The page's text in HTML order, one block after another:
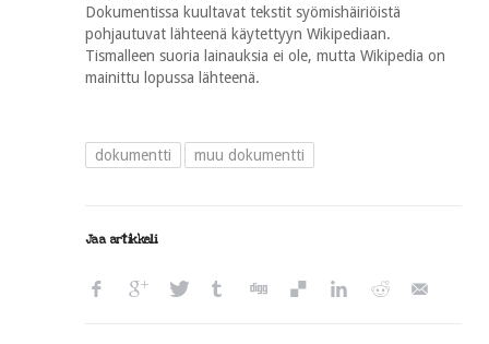
Dokumentissa kuultavat tekstit syömishäiriöistä
pohjautuvat lähteenä käytettyyn Wikipediaan.
Tismalleen suoria lainauksia ei ole, mutta Wikipedia on
mainittu lopussa lähteenä.
dokumentti muu dokumentti
Jaa artikkeli